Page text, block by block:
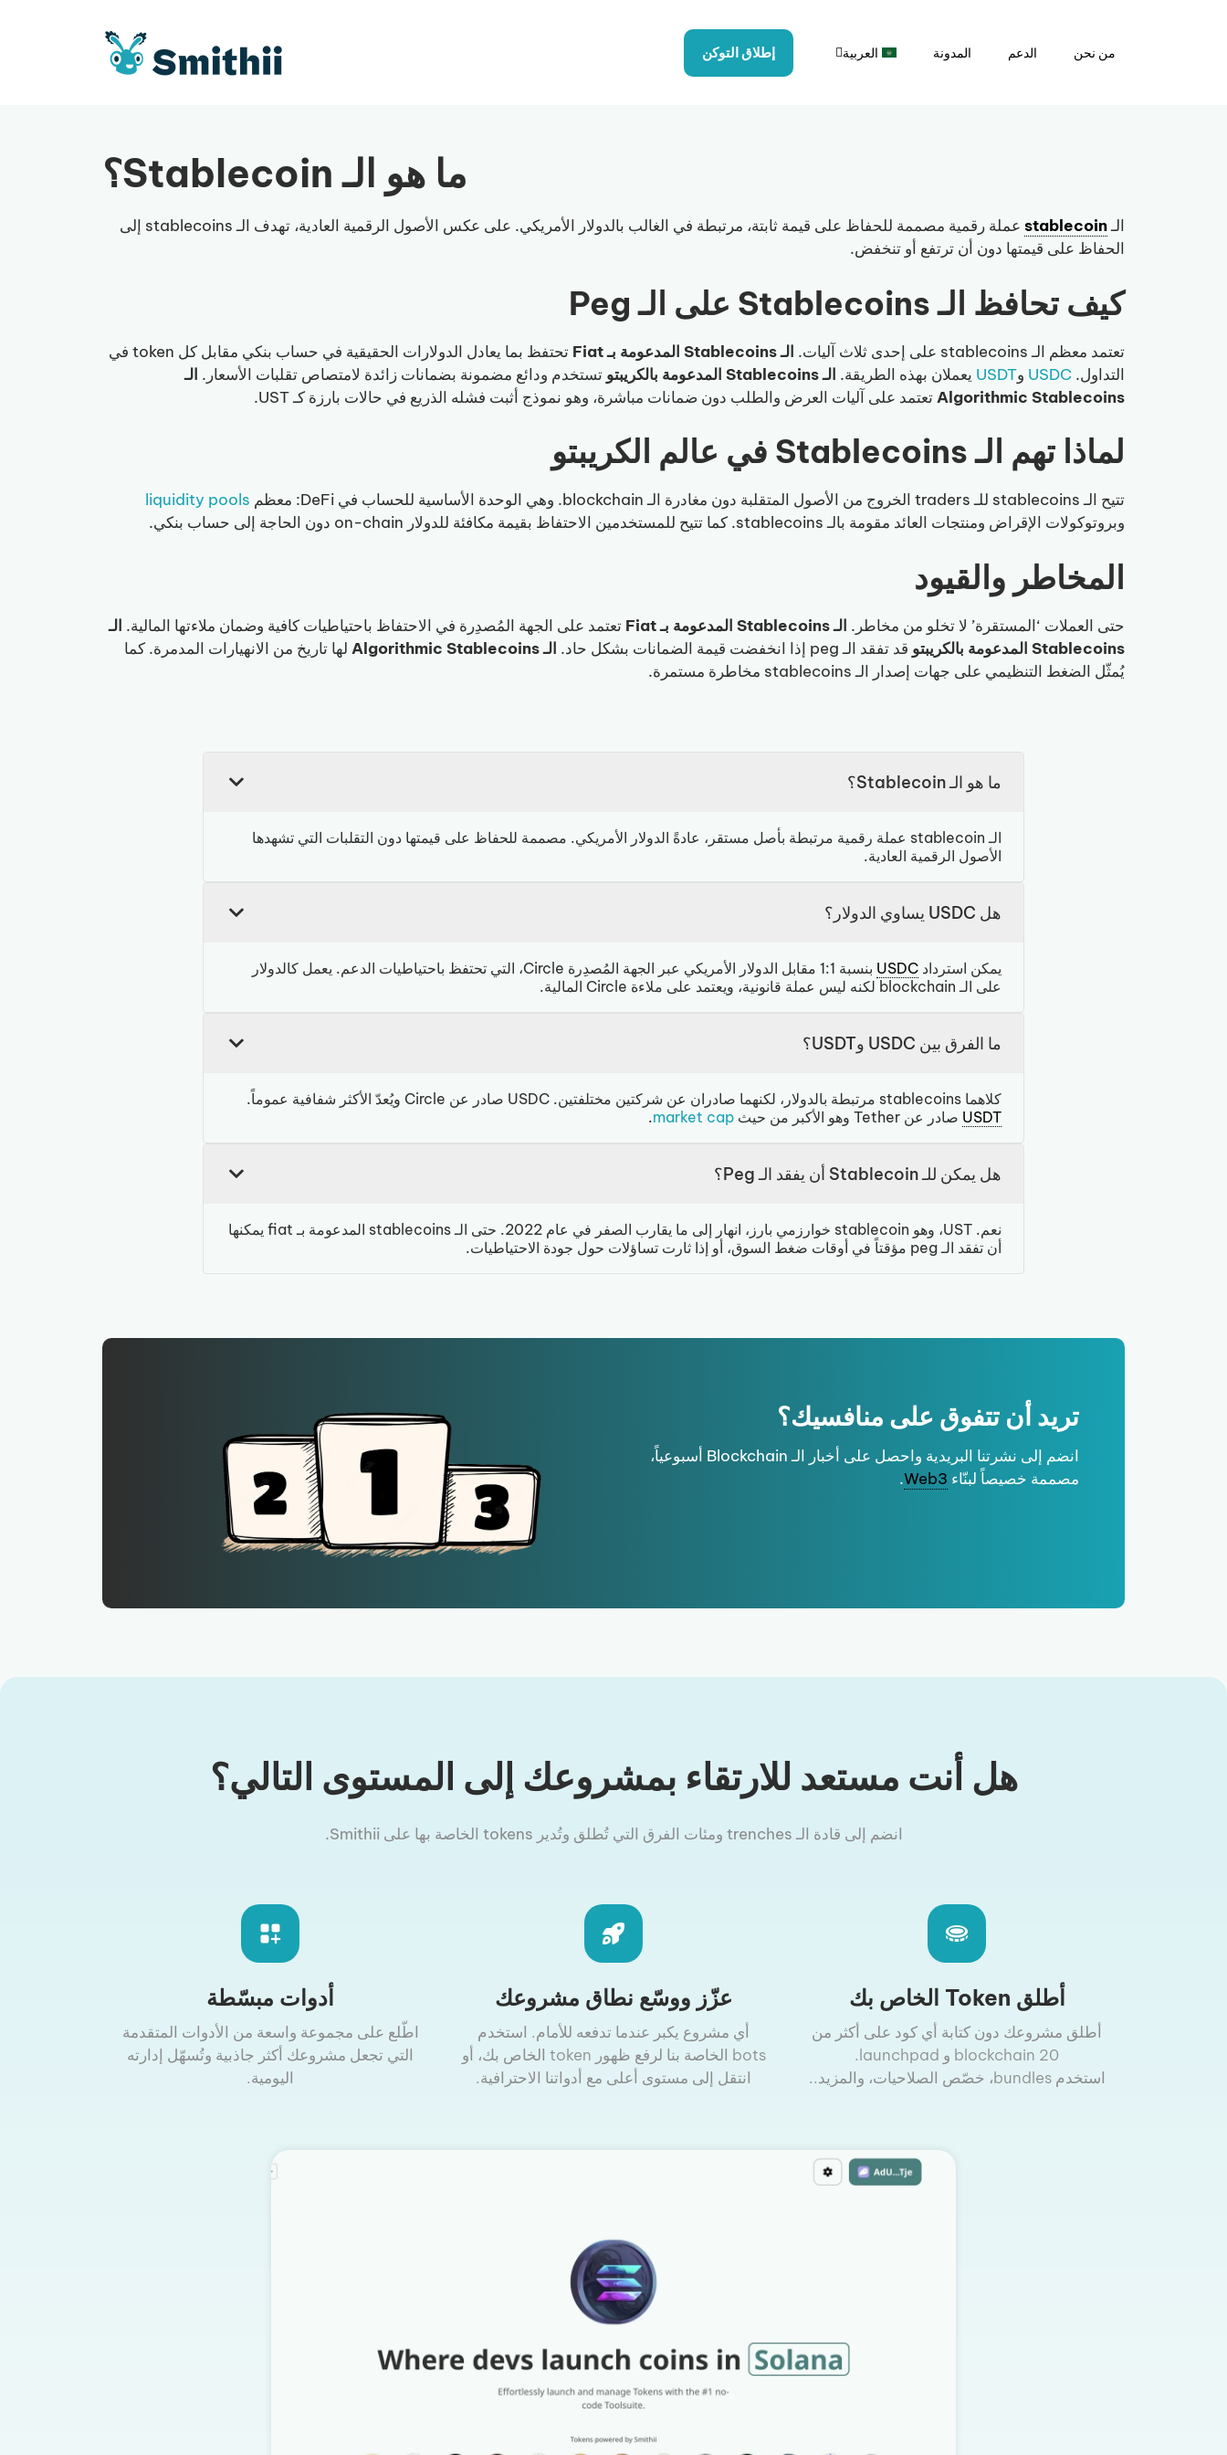
من نحن الدعم المدونة العربية إطلاق التوكن
ما هو الـ Stablecoin؟
الـstablecoin
عملة رقمية مصممة للحفاظ على قيمة ثابتة، مرتبطة في الغالب بالدولار الأمريكي. على عكس الأصول الرقمية العادية، تهدف الـ stablecoins إلى
الحفاظ على قيمتها دون أن ترتفع أو تنخفض.
كيف تحافظ الـ Stablecoins على الـ Peg
تعتمد معظم الـ stablecoins على إحدى ثلاث آليات. الـ Stablecoins المدعومة بـ Fiat
تحتفظ بما يعادل الدولارات الحقيقية في حساب بنكي مقابل كل token في
التداول. USDC وUSDT يعملان بهذه الطريقة. الـ Stablecoins المدعومة بالكريبتو تستخدم ودائع مضمونة بضمانات زائدة لامتصاص تقلبات الأسعار. الـ
Algorithmic Stablecoinsتعتمد على آليات العرض والطلب دون ضمانات مباشرة، وهو نموذج أثبت فشله الذريع في حالات بارزة كـ UST.
لماذا تهم الـ Stablecoins في عالم الكريبتو
تتيح الـ stablecoins للـ traders الخروج من الأصول المتقلبة دون مغادرة الـ blockchain. وهي الوحدة الأساسية للحساب في DeFi: معظم
liquidity pools
وبروتوكولات الإقراض ومنتجات العائد مقومة بالـ stablecoins. كما تتيح للمستخدمين الاحتفاظ بقيمة مكافئة للدولار on-chain دون الحاجة إلى حساب بنكي.
المخاطر والقيود
حتى العملات ‘المستقرة’ لا تخلو من مخاطر. الـ Stablecoins المدعومة بـ Fiat تعتمد على الجهة المُصدِرة في الاحتفاظ باحتياطيات كافية وضمان ملاءتها المالية. الـ
Stablecoins المدعومة بالكريبتو
قد تفقد الـ peg إذا انخفضت قيمة الضمانات بشكل حاد. الـ Algorithmic Stablecoins
لها تاريخ من الانهيارات المدمرة. كما
يُمثّل الضغط التنظيمي على جهات إصدار الـ stablecoins مخاطرة مستمرة.
ما هو الـ Stablecoin؟
الـ stablecoin عملة رقمية مرتبطة بأصل مستقر، عادةً الدولار الأمريكي. مصممة للحفاظ على قيمتها دون التقلبات التي تشهدها
الأصول الرقمية العادية.
هل USDC يساوي الدولار؟
يمكن استرداد USDC
بنسبة 1:1 مقابل الدولار الأمريكي عبر الجهة المُصدِرة Circle، التي تحتفظ باحتياطيات الدعم. يعمل كالدولار
على الـ blockchain لكنه ليس عملة قانونية، ويعتمد على ملاءة Circle المالية.
ما الفرق بين USDC وUSDT؟
كلاهما stablecoins مرتبطة بالدولار، لكنهما صادران عن شركتين مختلفتين. USDC صادر عن Circle ويُعدّ الأكثر شفافية عموماً.
USDT صادر عن Tether وهو الأكبر من حيث market cap
.
هل يمكن للـ Stablecoin أن يفقد الـ Peg؟
نعم. UST، وهو stablecoin خوارزمي بارز، انهار إلى ما يقارب الصفر في عام 2022. حتى الـ stablecoins المدعومة بـ fiat يمكنها
أن تفقد الـ peg مؤقتاً في أوقات ضغط السوق، أو إذا ثارت تساؤلات حول جودة الاحتياطيات.
تريد أن تتفوق على منافسيك؟
انضم إلى نشرتنا البريدية واحصل على أخبار الـ Blockchain أسبوعياً،
مصممة خصيصاً لبنّاء Web3
.
هل أنت مستعد للارتقاء بمشروعك إلى المستوى التالي؟
انضم إلى قادة الـ trenches ومئات الفرق التي تُطلق وتُدير tokens الخاصة بها على Smithii.
أطلق Token الخاص بك
أطلق مشروعك دون كتابة أي كود على أكثر من
20 blockchain و launchpad.
استخدم bundles، خصّص الصلاحيات، والمزيد..
عزّز ووسّع نطاق مشروعك
أي مشروع يكبر عندما تدفعه للأمام. استخدم
bots الخاصة بنا لرفع ظهور token الخاص بك، أو
انتقل إلى مستوى أعلى مع أدواتنا الاحترافية.
أدوات مبسّطة
اطّلع على مجموعة واسعة من الأدوات المتقدمة
التي تجعل مشروعك أكثر جاذبية وتُسهّل إدارته
اليومية.